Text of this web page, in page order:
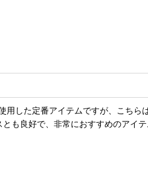
した定番アイテムですが、こちら
良好で、非常におすすめのアイ